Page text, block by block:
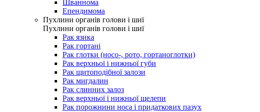
Шваннома
Епендимома
Пухлини органів голови і шиї
Пухлини органів голови і шиї
Рак язика
Рак гортані
Рак глотки (носо-, рото, гортаноглотки)
Рак верхньої і нижньої губи
Рак щитоподібної залози
Рак мигдалин
Рак слинних залоз
Рак верхньої і нижньої щелепи
Рак порожнини носа і придаткових пазух